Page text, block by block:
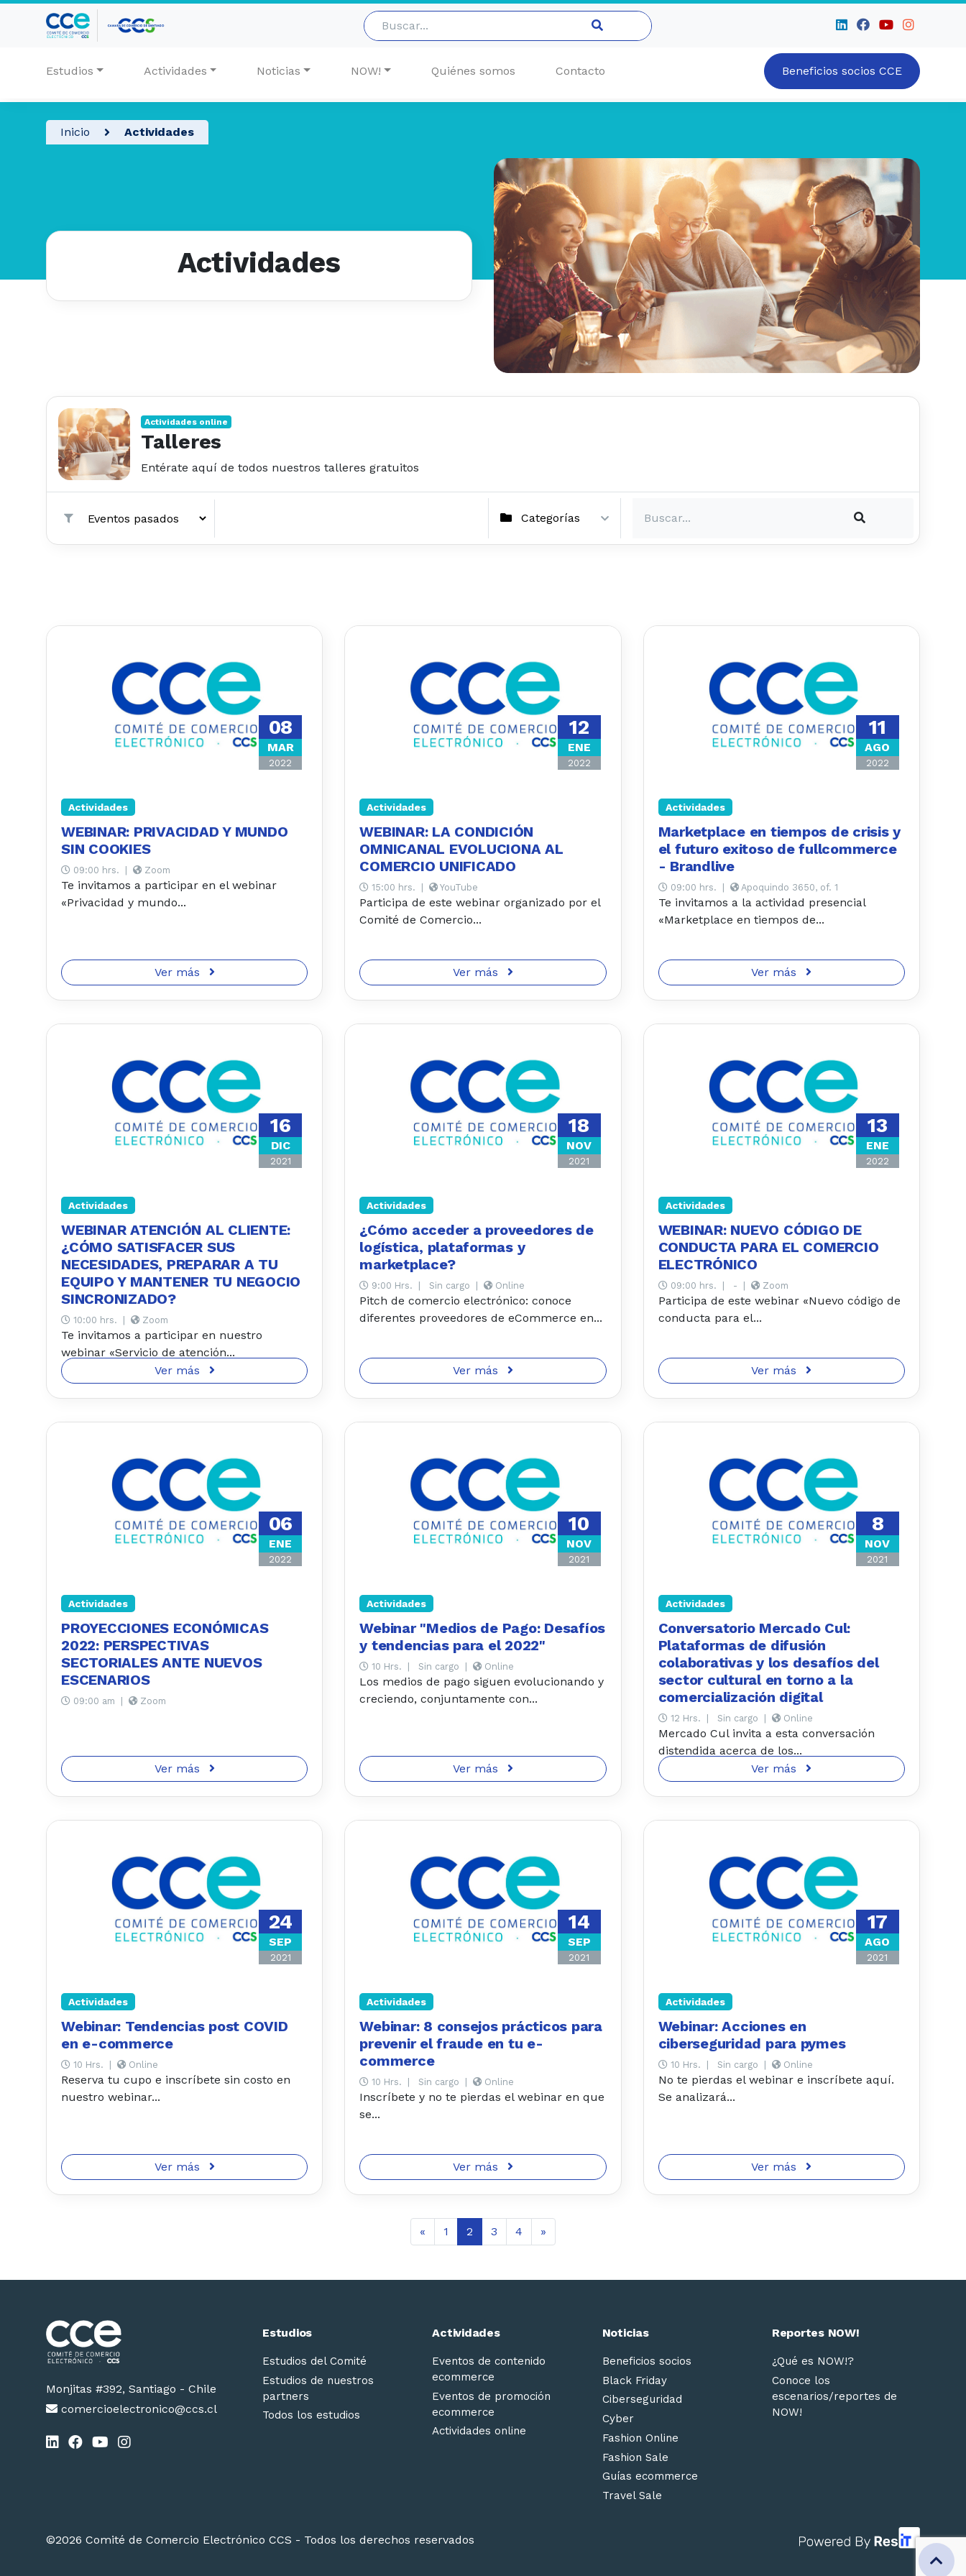
Estudios Actividades Noticias NOW! Quiénes somos Contacto Beneficios socios CCE
Inicio Actividades
Actividades
Actividades online
Talleres
Entérate aquí de todos nuestros talleres gratuitos
Categorías
08
MAR
2022
Actividades
WEBINAR: PRIVACIDAD Y MUNDO
SIN COOKIES
09:00 hrs. Zoom
Te invitamos a participar en el webinar
«Privacidad y mundo...
Ver más
12
ENE
2022
Actividades
WEBINAR: LA CONDICIÓN
OMNICANAL EVOLUCIONA AL
COMERCIO UNIFICADO
15:00 hrs. YouTube
Participa de este webinar organizado por el
Comité de Comercio...
Ver más
11
AGO
2022
Actividades
Marketplace en tiempos de crisis y
el futuro exitoso de fullcommerce
- Brandlive
09:00 hrs. Apoquindo 3650, of. 1
Te invitamos a la actividad presencial
«Marketplace en tiempos de...
Ver más
16
DIC
2021
Actividades
WEBINAR ATENCIÓN AL CLIENTE:
¿CÓMO SATISFACER SUS
NECESIDADES, PREPARAR A TU
EQUIPO Y MANTENER TU NEGOCIO
SINCRONIZADO?
10:00 hrs. Zoom
Te invitamos a participar en nuestro
webinar «Servicio de atención...
Ver más
18
NOV
2021
Actividades
¿Cómo acceder a proveedores de
logística, plataformas y
marketplace?
9:00 Hrs. Sin cargo Online
Pitch de comercio electrónico: conoce
diferentes proveedores de eCommerce en...
Ver más
13
ENE
2022
Actividades
WEBINAR: NUEVO CÓDIGO DE
CONDUCTA PARA EL COMERCIO
ELECTRÓNICO
09:00 hrs. - Zoom
Participa de este webinar «Nuevo código de
conducta para el...
Ver más
06
ENE
2022
Actividades
PROYECCIONES ECONÓMICAS
2022: PERSPECTIVAS
SECTORIALES ANTE NUEVOS
ESCENARIOS
09:00 am Zoom
Ver más
10
NOV
2021
Actividades
Webinar "Medios de Pago: Desafíos
y tendencias para el 2022"
10 Hrs. Sin cargo Online
Los medios de pago siguen evolucionando y
creciendo, conjuntamente con...
Ver más
8
NOV
2021
Actividades
Conversatorio Mercado Cul:
Plataformas de difusión
colaborativas y los desafíos del
sector cultural en torno a la
comercialización digital
12 Hrs. Sin cargo Online
Mercado Cul invita a esta conversación
distendida acerca de los...
Ver más
24
SEP
2021
Actividades
Webinar: Tendencias post COVID
en e-commerce
10 Hrs. Online
Reserva tu cupo e inscríbete sin costo en
nuestro webinar...
Ver más
14
SEP
2021
Actividades
Webinar: 8 consejos prácticos para
prevenir el fraude en tu e-
commerce
10 Hrs. Sin cargo Online
Inscríbete y no te pierdas el webinar en que
se...
Ver más
17
AGO
2021
Actividades
Webinar: Acciones en
ciberseguridad para pymes
10 Hrs. Sin cargo Online
No te pierdas el webinar e inscríbete aquí.
Se analizará...
Ver más
« 1 2 3 4 »
Monjitas #392, Santiago - Chile
comercioelectronico@ccs.cl
Estudios
Estudios del Comité
Estudios de nuestros
partners
Todos los estudios
Actividades
Eventos de contenido
ecommerce
Eventos de promoción
ecommerce
Actividades online
Noticias
Beneficios socios
Black Friday
Ciberseguridad
Cyber
Fashion Online
Fashion Sale
Guías ecommerce
Travel Sale
Reportes NOW!
¿Qué es NOW!?
Conoce los
escenarios/reportes de
NOW!
©2026 Comité de Comercio Electrónico CCS - Todos los derechos reservados